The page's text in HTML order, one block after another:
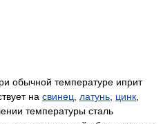
обычной температуре иприт
на свинец латунь цинк
температуры сталь